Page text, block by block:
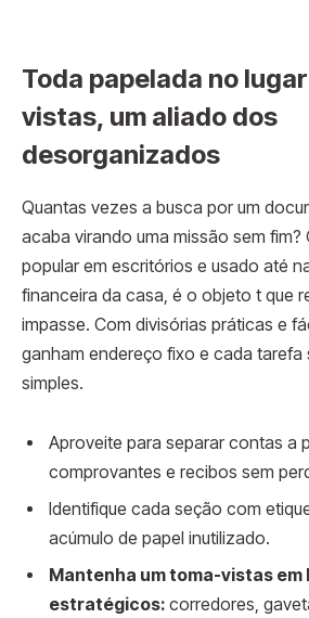
Toda papelada no
vistas, um aliado dos
desorganizados
Quantas vezes a busca por um
acaba virando uma missão sem fim?
popular em escritórios e usado até
financeira da casa, é o objeto t que
impasse. Com divisórias práticas e
ganham endereço fixo e cada tarefa
simples.
Aproveite para separar contas a
comprovantes e recibos sem
Identifique cada seção com
acúmulo de papel inutilizado.
Mantenha um toma-vistas em
estratégicos: corredores,